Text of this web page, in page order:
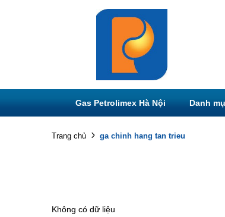
Gas Petrolimex Hà Nội Danh
Trang chủ ga chinh hang tan trieu
Không có dữ liệu